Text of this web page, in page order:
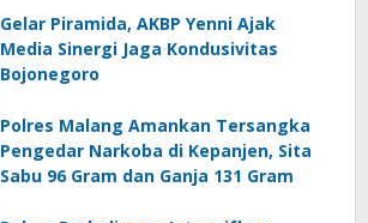
Gelar Piramida, AKBP Yenni Ajak
Media Sinergi Jaga Kondusivitas
Bojonegoro
Polres Malang Amankan Tersangka
Pengedar Narkoba di Kepanjen, Sita
Sabu 96 Gram dan Ganja 131 Gram